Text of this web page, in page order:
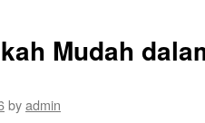
Mudah
byadmin